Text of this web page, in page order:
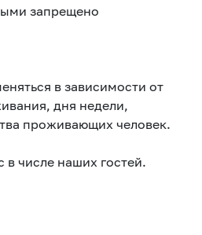
запрещено
в зависимости от
дня недели,
проживающих человек.
в числе наших гостей.